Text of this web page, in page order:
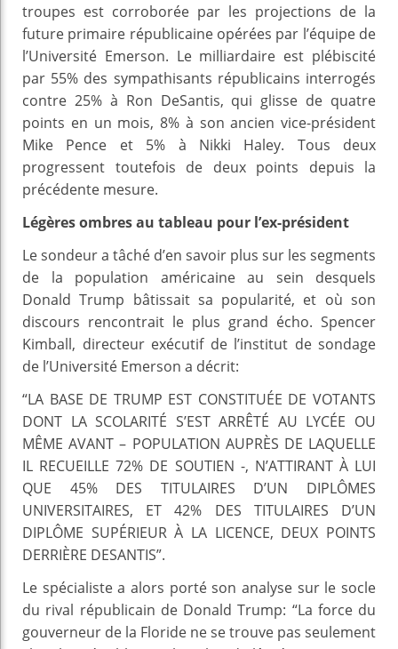
troupes est corroborée par les projections de la
future primaire républicaine opérées par l’équipe de
l’Université Emerson. Le milliardaire est plébiscité
par 55% des sympathisants républicains interrogés
contre 25% à Ron DeSantis, qui glisse de quatre
points en un mois, 8% à son ancien vice-président
Mike Pence et 5% à Nikki Haley. Tous deux
progressent toutefois de deux points depuis la
précédente mesure.
Légères ombres au tableau pour l’ex-président
Le sondeur a tâché d’en savoir plus sur les segments
de la population américaine au sein desquels
Donald Trump bâtissait sa popularité, et où son
discours rencontrait le plus grand écho. Spencer
Kimball, directeur exécutif de l’institut de sondage
de l’Université Emerson a décrit:
“LA BASE DE TRUMP EST CONSTITUÉE DE VOTANTS
DONT LA SCOLARITÉ S’EST ARRÊTÉ AU LYCÉE OU
MÊME AVANT – POPULATION AUPRÈS DE LAQUELLE
IL RECUEILLE 72% DE SOUTIEN -, N’ATTIRANT À LUI
QUE 45% DES TITULAIRES D’UN DIPLÔMES
UNIVERSITAIRES, ET 42% DES TITULAIRES D’UN
DIPLÔME SUPÉRIEUR À LA LICENCE, DEUX POINTS
DERRIÈRE DESANTIS”.
Le spécialiste a alors porté son analyse sur le socle
du rival républicain de Donald Trump: “La force du
gouverneur de la Floride ne se trouve pas seulement